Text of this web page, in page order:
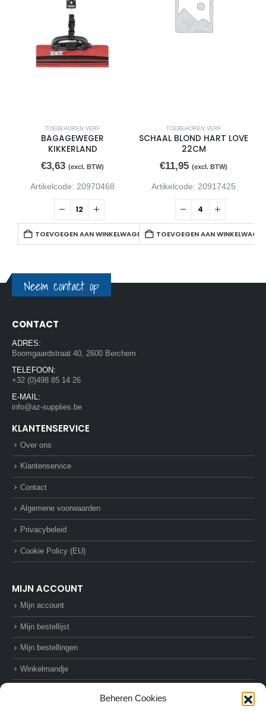
Beheren Cookies
TOEBEHOREN VERF
BAGAGEWEGER
KIKKERLAND
€3,63 (excl. BTW)
Artikelcode: 20970468
TOEVOEGEN AAN WINKELWAGEN
TOEBEHOREN VERF
SCHAAL BLOND HART LOVE
22CM
€11,95 (excl. BTW)
Artikelcode: 20917425
TOEVOEGEN AAN
Neem contact op
CONTACT
ADRES:
Boomgaardstraat 40, 2600 Berchem
TELEFOON:
+32 (0)498 85 14 26
E-MAIL:
info@az-supplies.be
KLANTENSERVICE
Over ons
Klantenservice
Contact
Algemene voorwaarden
Privacybeleid
Cookie Policy (EU)
MIJN ACCOUNT
Mijn account
Mijn bestellijst
Mijn bestellingen
Winkelmandje